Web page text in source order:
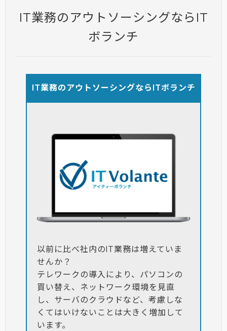
IT業務のアウトソーシングならIT
ボランチ
IT業務のアウトソーシングならITボランチ
以前に比べ社内のIT業務は増えていま
せんか？
テレワークの導入により、パソコンの
買い替え、ネットワーク環境を見直
し、サーバのクラウドなど、考慮しな
くてはいけないことは大きく増加して
います。